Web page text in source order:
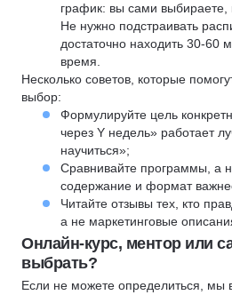
график: вы сами выбираете,
Не нужно подстраивать
достаточно находить 30-60
время.
Несколько советов, которые
выбор:
Формулируйте цель
через Y недель» работает
научиться»;
Сравнивайте программы, а
содержание и формат
Читайте отзывы тех, кто
а не маркетинговые
Онлайн-курс, ментор или
выбрать?
Если не можете определиться, мы